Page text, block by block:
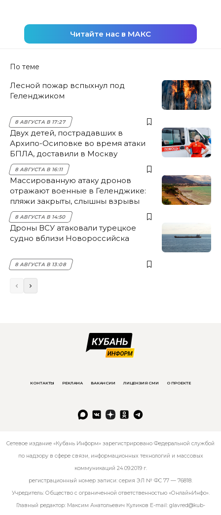
Читайте нас в МАКС
По теме
Лесной пожар вспыхнул под
Геленджиком
8 АВГУСТА В 17:27
Двух детей, пострадавших в
Архипо-Осиповке во время атаки
БПЛА, доставили в Москву
8 АВГУСТА В 16:11
Массированную атаку дронов
отражают военные в Геленджике:
пляжи закрыты, слышны взрывы
8 АВГУСТА В 14:50
Дроны ВСУ атаковали турецкое
судно вблизи Новороссийска
8 АВГУСТА В 13:08
КОНТАКТЫ РЕКЛАМА ВАКАНСИИ ЛИЦЕНЗИЯ СМИ О ПРОЕКТЕ
Сетевое издание «Кубань Информ» зарегистрировано Федеральной службой
по надзору в сфере связи, информационных технологий и массовых
коммуникаций 24.09.2019 г.
регистрационный номер записи: серия ЭЛ № ФС 77 — 76818.
Учредитель: Общество с ограниченной ответственностью «ОнлайнИнфо».
Главный редактор: Максим Анатольевич Куликов E-mail: glavred@kub-